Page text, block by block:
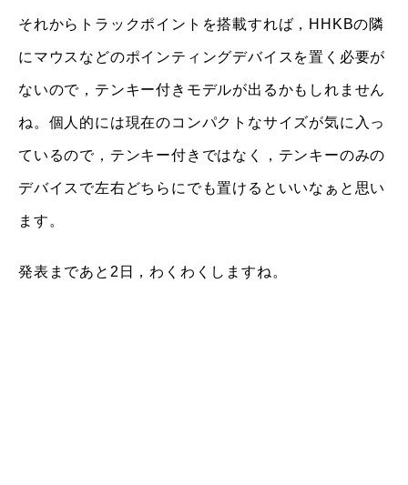
それからトラックポイントを搭載すれば，HHKBの隣
にマウスなどのポインティングデバイスを置く必要が
ないので，テンキー付きモデルが出るかもしれません
ね。個人的には現在のコンパクトなサイズが気に入っ
ているので，テンキー付きではなく，テンキーのみの
デバイスで左右どちらにでも置けるといいなぁと思い
ます。
発表まであと2日，わくわくしますね。